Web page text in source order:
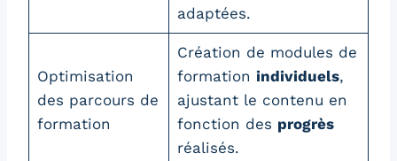
adaptées.
Optimisation
des parcours de
formation
Création de modules de
formation individuels,
ajustant le contenu en
fonction des progrès
réalisés.